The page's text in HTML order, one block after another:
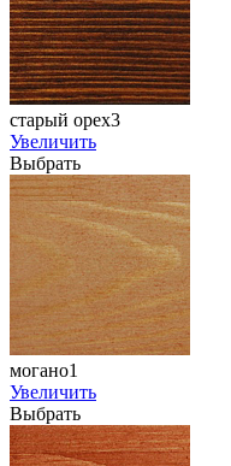
старый орех3
Увеличить
Выбрать
могано1
Увеличить
Выбрать